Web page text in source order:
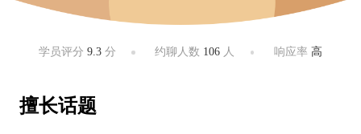
学员评分9.3 分 约聊人数 106 人 响应率 高
擅长话题